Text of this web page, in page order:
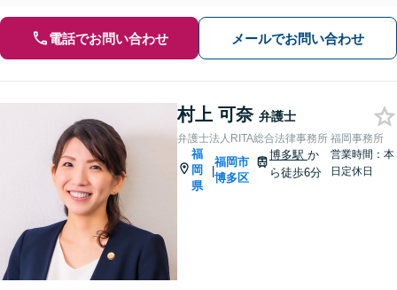
電話でお問い合わせ メールでお問い合わせ
村上 可奈 弁護士
弁護士法人RITA総合法律事務所 福岡事務所
福
岡
県
|
福岡市
博多区
博多駅 か
ら徒歩6分
営業時間：本
日定休日